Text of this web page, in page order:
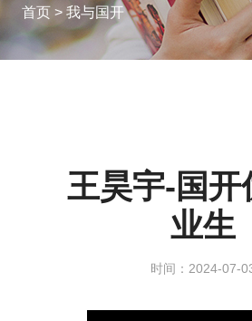
首页 > 我与国开
王昊宇-国开
业生
时间：2024-07-